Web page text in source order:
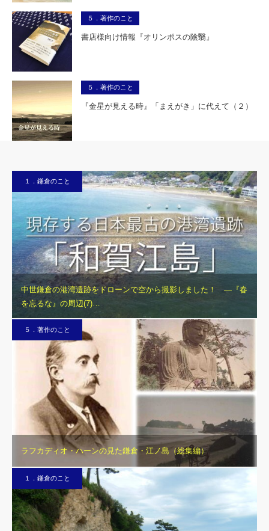
５．著作のこと
書店様向け情報『オリンポスの陰翳』
５．著作のこと
『金星が見える時』「まえがき」に代えて（２）
１．鎌倉のこと
中世鎌倉の港湾遺跡をドローンで空から撮影しました！ ―『春
を忘るな』の周辺(7)…
５．著作のこと
ラフカディオ・ハーンの見た鎌倉・江ノ島（総集編）
１．鎌倉のこと